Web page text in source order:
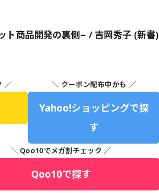
ト商品開発の裏側− / 吉岡秀子 (新書)
／ ＼ クーポン配布中かも ／
Yahoo!ショッピングで探
す
＼ Qoo10でメガ割チェック ／
Qoo10で探す